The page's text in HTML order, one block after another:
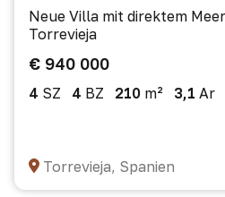
Neue Villa mit direktem
Torrevieja
€ 940 000
4 SZ 4 BZ 210 m² 3,1 Ar
Torrevieja, Spanien